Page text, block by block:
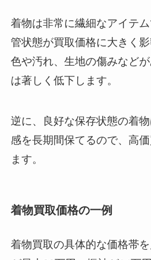
着物は非常に繊細なアイテ
管状態が買取価格に大きく
色や汚れ、生地の傷みなど
は著しく低下します。
逆に、良好な保存状態の着
感を長期間保てるので、高
ます。
着物買取価格の一例
着物買取の具体的な価格帯